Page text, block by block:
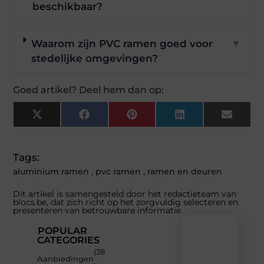
beschikbaar?
Waarom zijn PVC ramen goed voor
stedelijke omgevingen?
▼
Goed artikel? Deel hem dan op:
X
(Twitter)
FacebookPinterestLinkedInEmail
Tags:
aluminium ramen , pvc ramen , ramen en deuren
Dit artikel is samengesteld door het redactieteam van
blocs.be, dat zich richt op het zorgvuldig selecteren en
presenteren van betrouwbare informatie.
POPULAR
CATEGORIES
Aanbiedingen
(38